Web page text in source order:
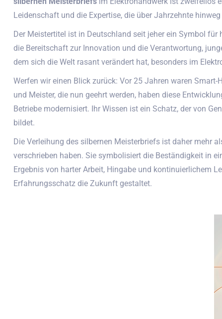
Leidenschaft und die Expertise, die über Jahrzehnte
Der Meistertitel ist in Deutschland seit jeher ein Symbol
die Bereitschaft zur Innovation und die Verantwortung,
dem sich die Welt rasant verändert hat, besonders im
Werfen wir einen Blick zurück: Vor 25 Jahren waren
und Meister, die nun geehrt werden, haben diese
Betriebe modernisiert. Ihr Wissen ist ein Schatz, der von
bildet.
Die Verleihung des silbernen Meisterbriefs ist daher mehr
verschrieben haben. Sie symbolisiert die Beständigkeit in
Ergebnis von harter Arbeit, Hingabe und kontinuierlichem
Erfahrungsschatz die Zukunft gestaltet.